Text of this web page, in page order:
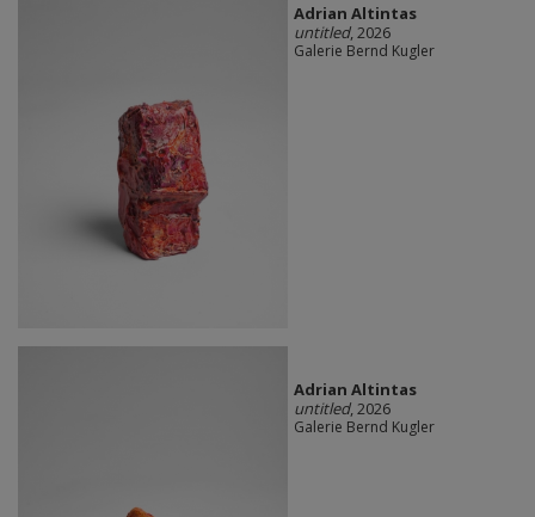
Adrian Altintas
untitled, 2026
Galerie Bernd Kugler
Adrian Altintas
untitled, 2026
Galerie Bernd Kugler